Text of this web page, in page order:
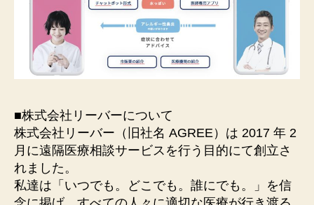
■株式会社リーバーについて
株式会社リーバー（旧社名 AGREE）は 2017 年 2
月に遠隔医療相談サービスを行う目的にて創立さ
れました。
私達は「いつでも。どこでも。誰にでも。」を信